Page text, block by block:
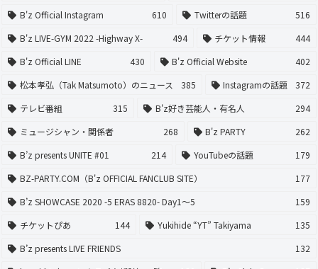
B'z Official Instagram
610 Twitterの話題
516
B'z LIVE-GYM 2022 -Highway X-
494 チケット情報
444
B'z Official LINE
430 B'z Official Website
402
松本孝弘（Tak Matsumoto）のニュース
385 Instagramの話題
372
テレビ番組
315 B'z好き芸能人・有名人
294
ミュージシャン・関係者
268 B'z PARTY
262
B’z presents UNITE #01
214 YouTubeの話題
179
BZ-PARTY.COM（B'z OFFICIAL FANCLUB SITE）
177
B’z SHOWCASE 2020 -5 ERAS 8820- Day1〜5
159
チケットぴあ
144 Yukihide “YT” Takiyama
135
B’z presents LIVE FRIENDS
132